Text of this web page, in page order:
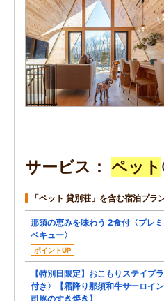
サービス ペット
「ペット 貸別荘」を含む宿泊プラ
那須の恵みを味わう 2食付〈プレ
ベキュー〉
ポイントUP
【特別日限定】おこもりステイプ
付き〉【霜降り那須和牛サーロイ
司豚のすき焼き】